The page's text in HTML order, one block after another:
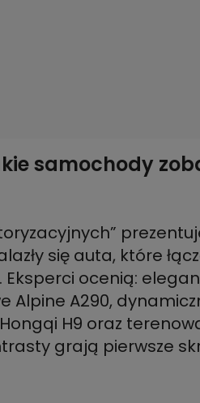
samochody
się auta, które
ocenią:
Alpine A290,
H9 oraz
grają pierwsze